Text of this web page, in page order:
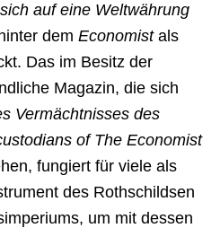
auf eine Weltwährung
dem Economistals
Das im Besitz der
Magazin, die sich
Vermächtnisses des
of The Economist
fungiert für viele als
des Rothschildsen
um mit dessen